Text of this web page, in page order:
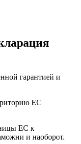
гарантией и
ЕС
ЕС к
и наоборот.